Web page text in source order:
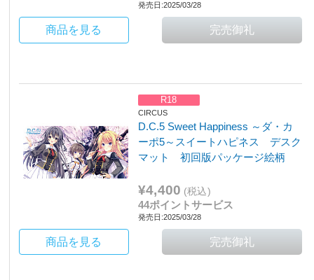
発売日:2025/03/28
商品を見る
R18
CIRCUS
D.C.5 Sweet Happiness ～ダ・カ
ーポ5～スイートハピネス デスク
マット 初回版パッケージ絵柄
¥4,400 (税込)
44ポイントサービス
発売日:2025/03/28
商品を見る